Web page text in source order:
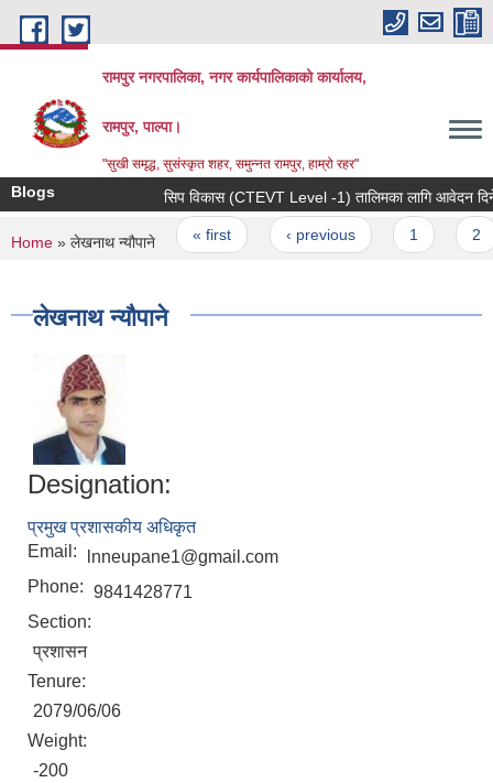
Skip to main content
रामपुर नगरपालिका, नगर कार्यपालिकाको कार्यालय,
रामपुर, पाल्पा।
"सुखी समृद्ध, सुसंस्कृत शहर, समुन्नत रामपुर, हाम्रो रहर"
Blogs सिप विकास (CTEVT Level -1) तालिमका लागि आवेदन दिने
Pages
« first ‹ previous
You are here
Home » लेखनाथ न्यौपाने
लेखनाथ न्यौपाने
Designation:
प्रमुख प्रशासकीय अधिकृत
Email:
lnneupane1@gmail.com
Phone: 9841428771
Section:
प्रशासन
Tenure:
2079/06/06
Weight:
-200